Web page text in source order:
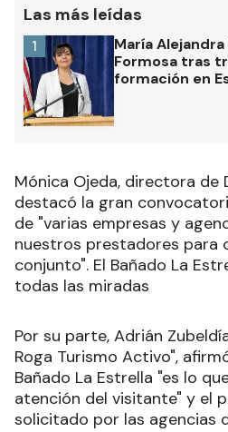
Las más leídas
María
Formosa tras
formación en
1
Mónica Ojeda, directora de
destacó la gran
de "varias empresas y
nuestros prestadores para
conjunto". El Bañado La
todas las miradas
Por su parte, Adrián
Roga Turismo Activo",
Bañado La Estrella "es lo
atención del visitante" y el
solicitado por las agencias